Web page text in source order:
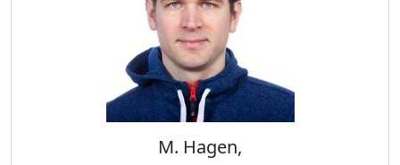
M. Hagen,